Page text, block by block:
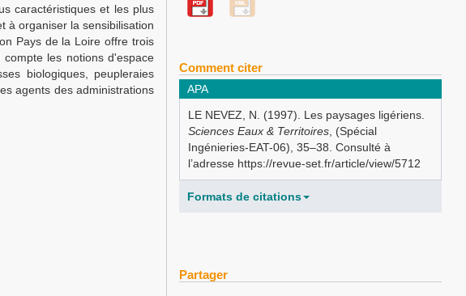
caractéristiques et les plus
à organiser la sensibilisation
Pays de la Loire offre trois
les notions d'espace
biologiques, peupleraies
agents des administrations
Comment citer
APA
LE NEVEZ, N. (1997). Les paysages ligériens.
Sciences Eaux & Territoires , (Spécial
Ingénieries-EAT-06), 35–38. Consulté à
l’adresse https://revue-set.fr/article/view/5712
Formats de citations
Partager